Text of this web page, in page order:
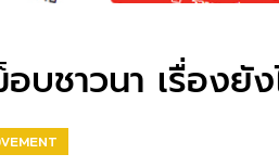
บชาวนา เรื่อง